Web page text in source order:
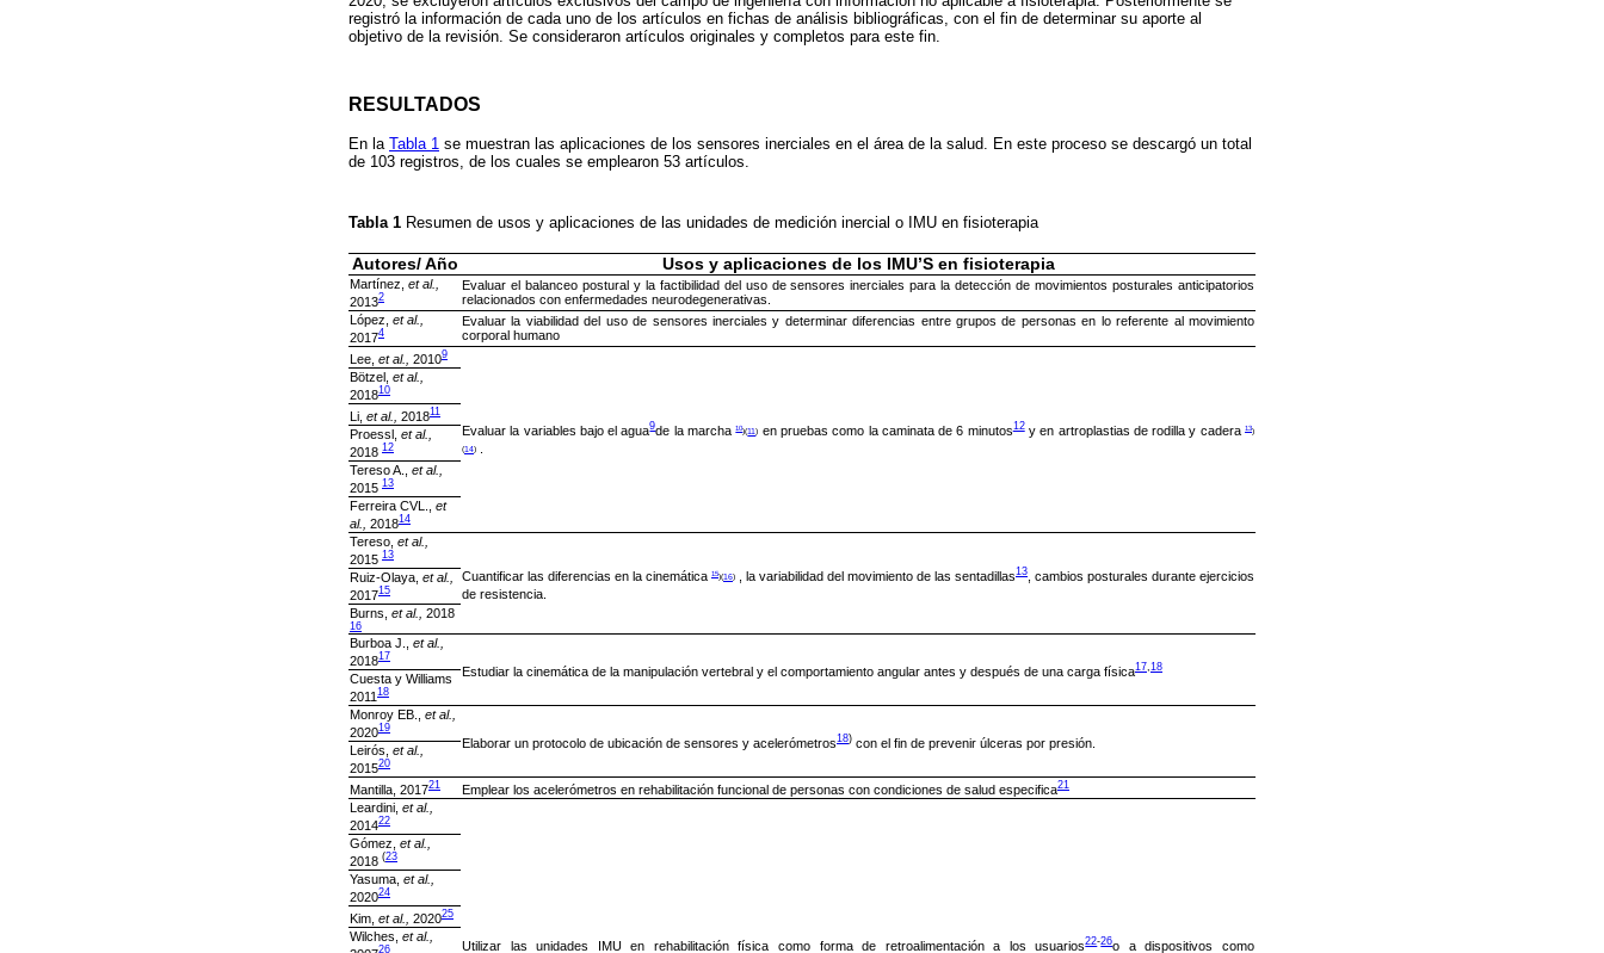
registró la información de cada uno de los artículos en fichas de análisis bibliográficas, con el fin de determinar su aporte al
objetivo de la revisión. Se consideraron artículos originales y completos para este fin.
RESULTADOS
En la Tabla 1 se muestran las aplicaciones de los sensores inerciales en el área de la salud. En este proceso se descargó un total
de 103 registros, de los cuales se emplearon 53 artículos.
Tabla 1 Resumen de usos y aplicaciones de las unidades de medición inercial o IMU en fisioterapia
Autores/ Año Usos y aplicaciones de los IMU’S en fisioterapia
Martínez, et al.,
20132
Evaluar el balanceo postural y la factibilidad del uso de sensores inerciales para la detección de movimientos posturales anticipatorios
relacionados con enfermedades neurodegenerativas.
López, et al.,
20174
Evaluar la viabilidad del uso de sensores inerciales y determinar diferencias entre grupos de personas en lo referente al movimiento
corporal humano
Lee, et al., 20109
Evaluar la variables bajo el agua9de la marcha 10)(11) en pruebas como la caminata de 6 minutos12y en artroplastias de rodilla y cadera 13)
(14)
Bötzel, et al.,
201810
Li, et al., 201811
Proessl, et al.,
2018 12
Tereso A., et al.,
2015 13
Ferreira CVL., et
al.,
201814
Tereso, et al.,
2015 13
Cuantificar las diferencias en la cinemática 15)(16) , la variabilidad del movimiento de las sentadillas13 , cambios posturales durante ejercicios
de resistencia.
Ruiz-Olaya, et al.,
201715
Burns, et al., 2018
16
Burboa J., et al.,
201817
Estudiar la cinemática de la manipulación vertebral y el comportamiento angular antes y después de una carga física17,18
Cuesta y Williams
2011 18
Monroy EB., et al.,
202019
Elaborar un protocolo de ubicación de sensores y acelerómetros18) con el fin de prevenir úlceras por presión.
Leirós, et al.,
201520
Mantilla, 201721 Emplear los acelerómetros en rehabilitación funcional de personas con condiciones de salud especifica21
Leardini, et al.,
201422
Utilizar las unidades IMU en rehabilitación física como forma de retroalimentación a los usuarios22-26o a dispositivos como
Gómez, et al.,
2018 (23
Yasuma, et al.,
202024
Kim, et al., 202025
Wilches, et al.,
26